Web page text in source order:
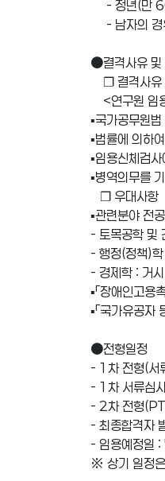
- 정년(만
- 남자의 경
●결격사유 및
❐ 결격사유
<연구원 임
▪국가공무원
▪법률에 의하
▪임용신체검
▪병역의무를
❐ 우대사항
▪관련분야 전
- 토목공학 및
- 행정(정책)
- 경제학 : 거
▪「장애인고용
▪「국가유공
●전형일정
- 1차 전형(
- 1차 서류심
- 2차 전형
- 최종합격자
- 임용예정일
※ 상기 일정